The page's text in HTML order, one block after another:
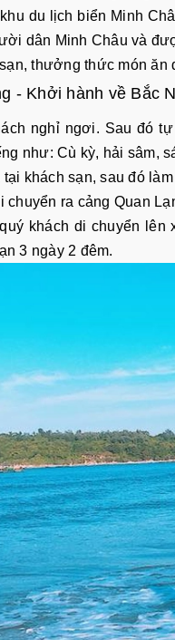
du lịch biển Minh
dân Minh Châu và
thưởng thức món ăn
- Khởi hành về Bắc
nghỉ ngơi. Sau đó
như: Cù kỳ, hải sâm,
khách sạn, sau đó
chuyển ra cảng Quan
khách di chuyển
3 ngày 2 đêm.